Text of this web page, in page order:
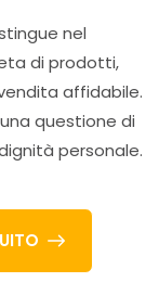
nel
di prodotti,
affidabile.
questione di
personale.